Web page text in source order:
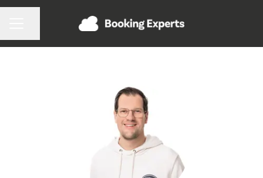
CARRIÈREMENU